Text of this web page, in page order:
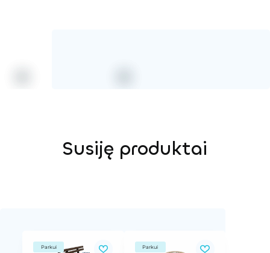
Susiję produktai
Parkui Parkui